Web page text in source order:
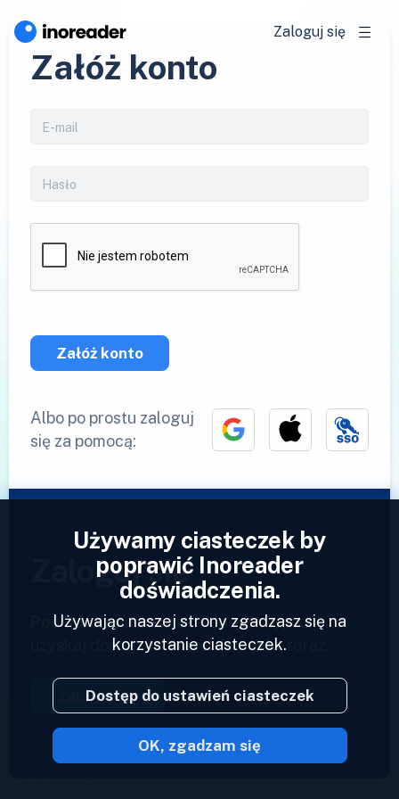
Zaloguj się
Załóż konto
Załóż konto
Albo po prostu zaloguj
się za pomocą:
Zaloguj się
Posiadasz już konto?Podaj swój profil i
uzyskaj dostęp do swoich kanałów teraz.
Zaloguj się
2023 © Inoreader
Używamy ciasteczek by
poprawić Inoreader
doświadczenia.
Używając naszej strony zgadzasz się na
korzystanie ciasteczek.
Dostęp do ustawień ciasteczek
OK, zgadzam się